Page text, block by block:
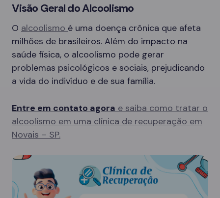
Visão Geral do Alcoolismo
O alcoolismo é uma doença crônica que afeta
milhões de brasileiros. Além do impacto na
saúde física, o alcoolismo pode gerar
problemas psicológicos e sociais, prejudicando
a vida do indivíduo e de sua família.
Entre em contato agora e saiba como tratar o
alcoolismo em uma clínica de recuperação em
Novais – SP.